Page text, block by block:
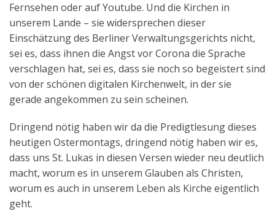
Fernsehen oder auf Youtube. Und die Kirchen in
unserem Lande – sie widersprechen dieser
Einschätzung des Berliner Verwaltungsgerichts nicht,
sei es, dass ihnen die Angst vor Corona die Sprache
verschlagen hat, sei es, dass sie noch so begeistert sind
von der schönen digitalen Kirchenwelt, in der sie
gerade angekommen zu sein scheinen.
Dringend nötig haben wir da die Predigtlesung dieses
heutigen Ostermontags, dringend nötig haben wir es,
dass uns St. Lukas in diesen Versen wieder neu deutlich
macht, worum es in unserem Glauben als Christen,
worum es auch in unserem Leben als Kirche eigentlich
geht.